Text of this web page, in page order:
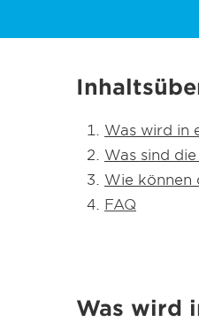
Was wird in
Was sind
Wie können
FAQ
Was wird